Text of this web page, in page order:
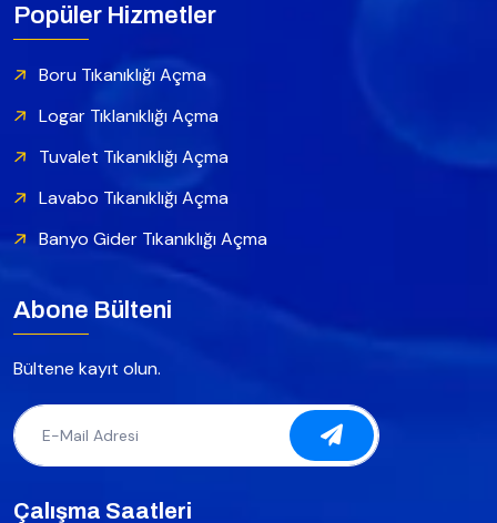
Popüler Hizmetler
Boru Tıkanıklığı Açma
Logar Tıklanıklığı Açma
Tuvalet Tıkanıklığı Açma
Lavabo Tıkanıklığı Açma
Banyo Gider Tıkanıklığı Açma
Abone Bülteni
Bültene kayıt olun.
Çalışma Saatleri